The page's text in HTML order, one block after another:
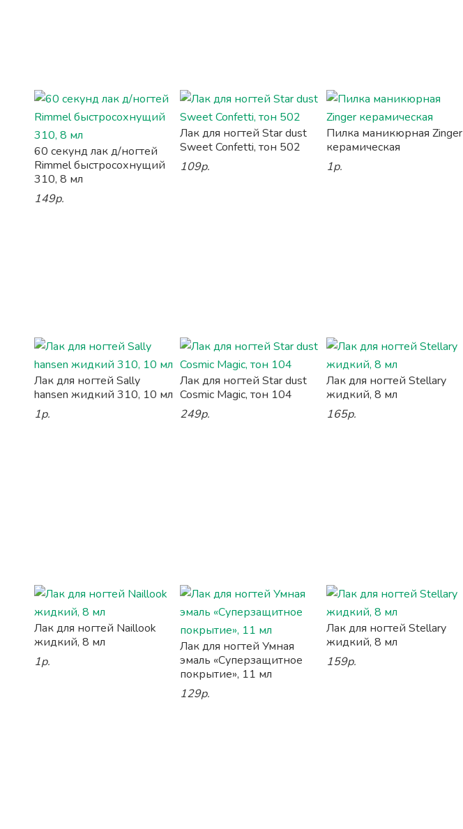
60 секунд лак д/ногтей
Rimmel быстросохнущий
310, 8 мл
149р.
Лак для ногтей Star dust
Sweet Confetti, тон 502
109р.
Пилка маникюрная Zinger
керамическая
1р.
Лак для ногтей Sally
hansen жидкий 310, 10 мл
1р.
Лак для ногтей Star dust
Cosmic Magic, тон 104
249р.
Лак для ногтей Stellary
жидкий, 8 мл
165р.
Лак для ногтей Naillook
жидкий, 8 мл
1р.
Лак для ногтей Умная
эмаль «Суперзащитное
покрытие», 11 мл
129р.
Лак для ногтей Stellary
жидкий, 8 мл
159р.